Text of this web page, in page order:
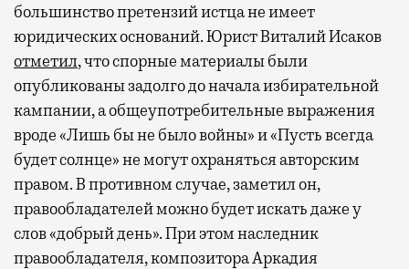
большинство претензий истца не имеет
юридических оснований. Юрист Виталий Исаков
отметил, что спорные материалы были
опубликованы задолго до начала избирательной
кампании, а общеупотребительные выражения
вроде «Лишь бы не было войны» и «Пусть всегда
будет солнце» не могут охраняться авторским
правом. В противном случае, заметил он,
правообладателей можно будет искать даже у
слов «добрый день». При этом наследник
правообладателя, композитора Аркадия